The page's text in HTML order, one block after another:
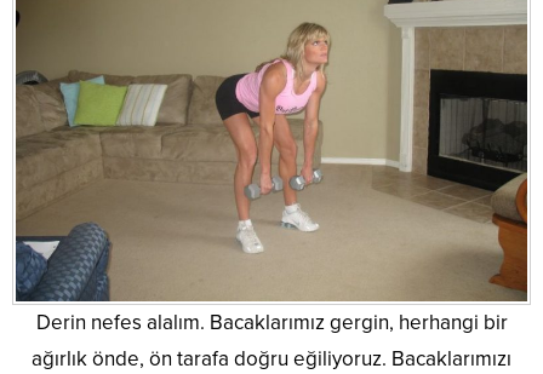
Derin nefes alalım. Bacaklarımız gergin, herhangi bir
ağırlık önde, ön tarafa doğru eğiliyoruz. Bacaklarımızı